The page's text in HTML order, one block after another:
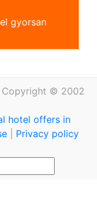
gyorsan
Copyright © 2002
hotel offers in
Privacy policy